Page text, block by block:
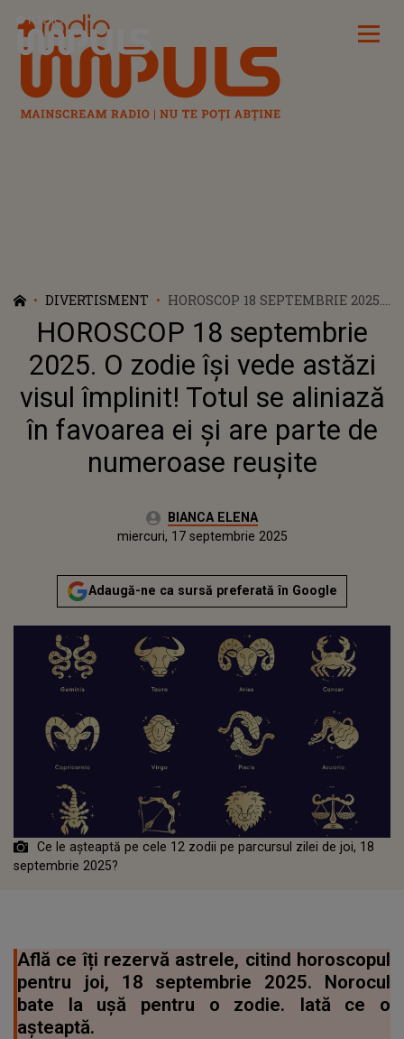
Radio Impuls
DIVERTISMENT
HOROSCOP 18 SEPTEMBRIE 2025.
O ZODIE ÎȘI VEDE ASTĂZI VISUL
ÎMPLINIT! TOTUL SE ALINIAZĂ
ÎN FAVOAREA EI ȘI ARE PARTE DE
NUMEROASE REUȘITE
HOROSCOP 18 septembrie
2025. O zodie își vede astăzi
visul împlinit! Totul se aliniază
în favoarea ei și are parte de
numeroase reușite
Autor:BIANCA ELENA
Publicat:
miercuri, 17 septembrie 2025
Adaugă-ne ca sursă preferată în Google
Ce le așteaptă pe cele 12 zodii pe parcursul zilei de joi, 18
septembrie 2025?
Află ce îți rezervă astrele, citind horoscopul
pentru joi, 18 septembrie 2025. Norocul
bate la ușă pentru o zodie. Iată ce o
așteaptă.